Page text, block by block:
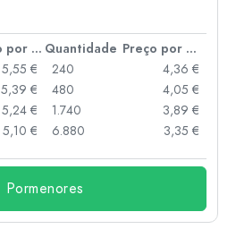
Preço por peça Quantidade
Preço por peça
5,55 €
5,39 €
5,24 €
5,10 €
240
4,36 €
480
4,05 €
1.740
3,89 €
6.880
3,35 €
Pormenores